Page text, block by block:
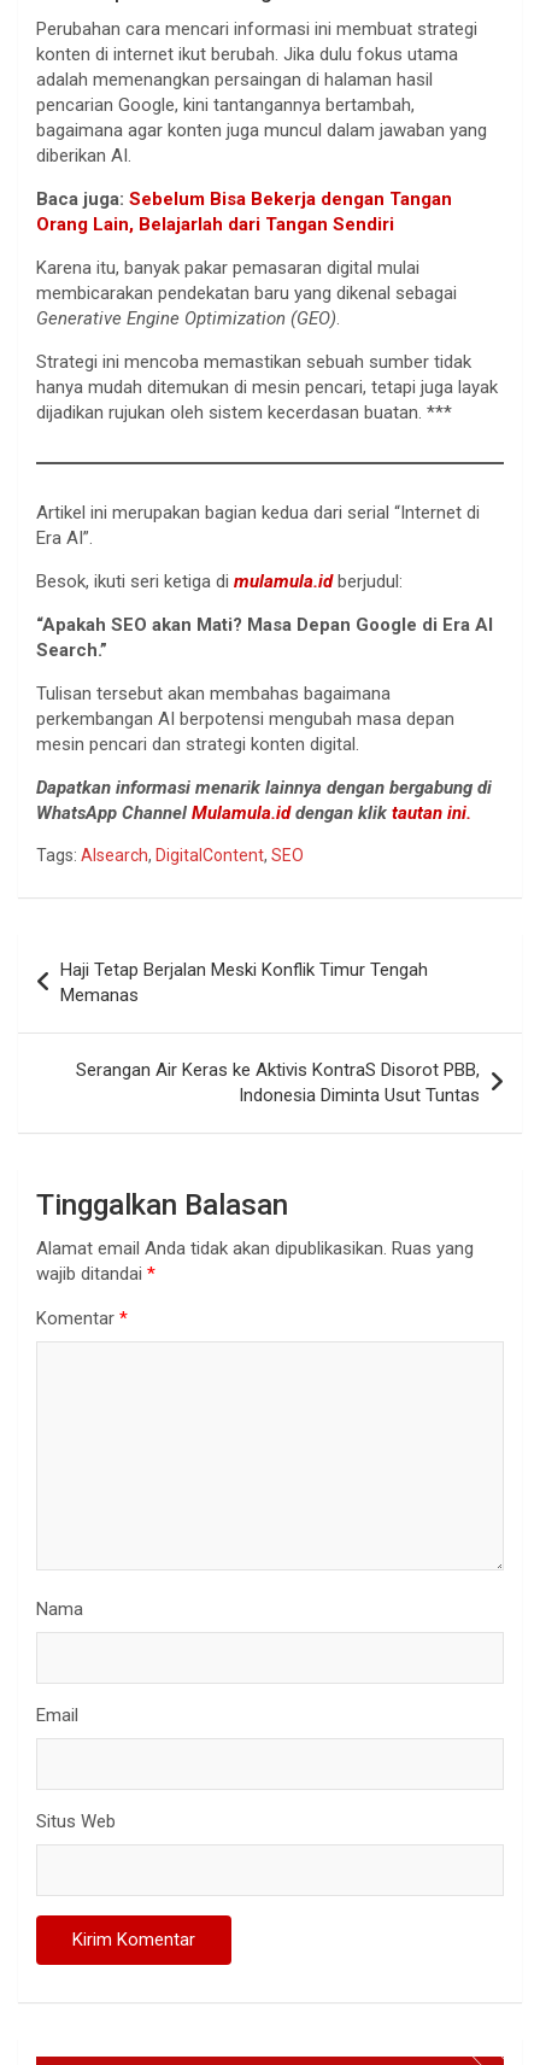
Perubahan cara mencari informasi ini membuat strategi
konten di internet ikut berubah. Jika dulu fokus utama
adalah memenangkan persaingan di halaman hasil
pencarian Google, kini tantangannya bertambah,
bagaimana agar konten juga muncul dalam jawaban yang
diberikan AI.
Baca juga: Sebelum Bisa Bekerja dengan Tangan
Orang Lain, Belajarlah dari Tangan Sendiri
Karena itu, banyak pakar pemasaran digital mulai
membicarakan pendekatan baru yang dikenal sebagai
Generative Engine Optimization (GEO).
Strategi ini mencoba memastikan sebuah sumber tidak
hanya mudah ditemukan di mesin pencari, tetapi juga layak
dijadikan rujukan oleh sistem kecerdasan buatan. ***
Artikel ini merupakan bagian kedua dari serial “Internet di
Era AI”.
Besok, ikuti seri ketiga di mulamula.id berjudul:
“Apakah SEO akan Mati? Masa Depan Google di Era AI
Search.”
Tulisan tersebut akan membahas bagaimana
perkembangan AI berpotensi mengubah masa depan
mesin pencari dan strategi konten digital.
Dapatkan informasi menarik lainnya dengan bergabung di
WhatsApp Channel Mulamula.iddengan klik tautan ini.
Tags: AIsearch, DigitalContent, SEO
pos
Haji Tetap Berjalan Meski Konflik Timur Tengah
Memanas
Serangan Air Keras ke Aktivis KontraS Disorot PBB,
Indonesia Diminta Usut Tuntas
Tinggalkan Balasan
Alamat email Anda tidak akan dipublikasikan. Ruas yang
wajib ditandai *
Komentar *
Nama
Email
Situs Web